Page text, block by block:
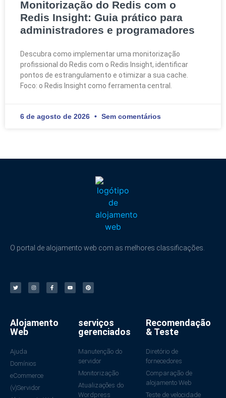
Monitorização do Redis com o
Redis Insight: Guia prático para
administradores e programadores
Descubra como implementar uma monitorização
profissional do Redis com o Redis Insight, identificar
pontos de estrangulamento e otimizar a sua cache.
Foco: o Redis Insight como ferramenta central.
6 de agosto de 2026 Sem comentários
O portal de alojamento web com as melhores classificações.
Alojamento
Web
Ajuda
Domínios
eCommerce
(v)Servidor
serviços
gerenciados
Manutenção do
servidor
Monitorização
Atualizações do
Wordpress
Recomendação
& Teste
Diretório de
fornecedores
Comparação de
alojamento Web
Teste de velocidade